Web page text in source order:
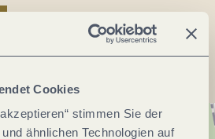
Cookies
stimmen Sie der
ähnlichen Technologien auf